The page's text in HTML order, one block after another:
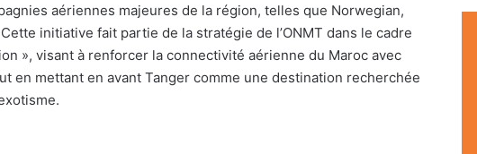
aériennes majeures de la région, telles que Norwegian,
initiative fait partie de la stratégie de l’ONMT dans le cadre
», visant à renforcer la connectivité aérienne du Maroc avec
en mettant en avant Tanger comme une destination recherchée